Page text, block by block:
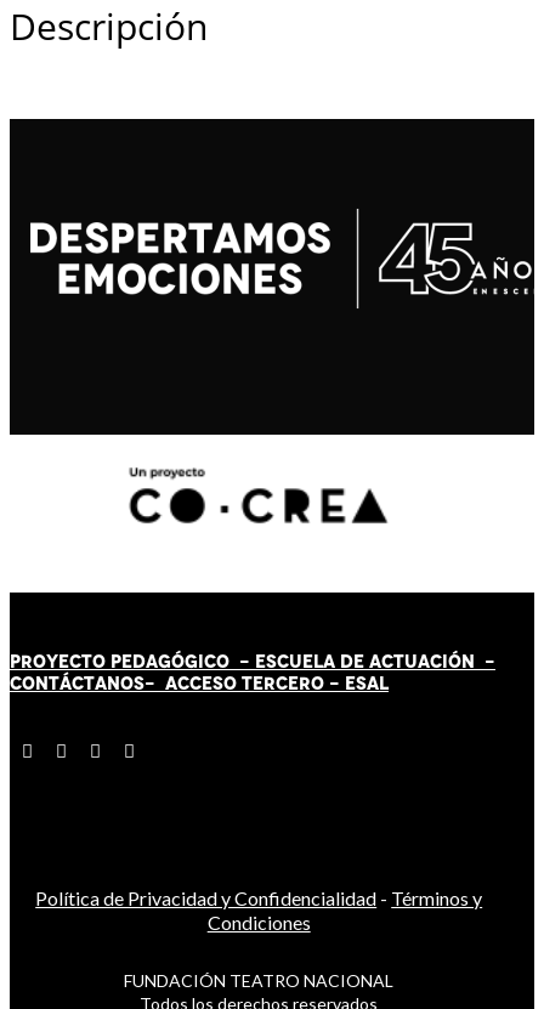
Descripción
PROYECTO PEDAGÓGICO - ESCUELA DE ACTUACIÓN -
CONTÁCTANOS- ACCESO TERCERO - ESAL
Política de Privacidad y Confidencialidad - Términos y
Condiciones
FUNDACIÓN TEATRO NACIONAL
Todos los derechos reservados